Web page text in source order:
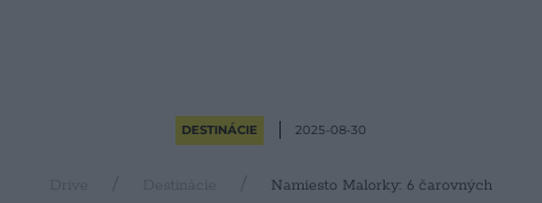
DESTINÁCIE 2025-08-30
Drive
Namiesto Malorky: 6 čarovných